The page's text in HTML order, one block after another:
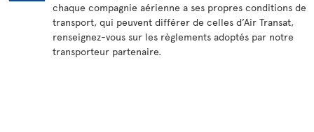
chaque compagnie aérienne a ses propres conditions de
transport, qui peuvent différer de celles d’Air Transat,
renseignez-vous sur les règlements adoptés par notre
transporteur partenaire.